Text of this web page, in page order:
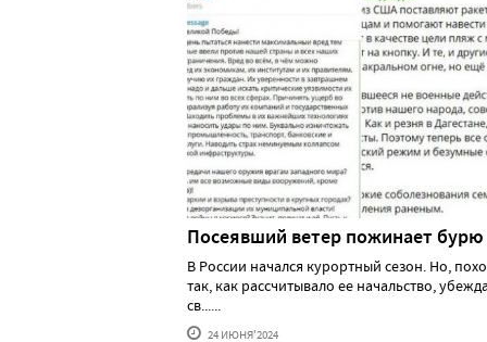
Посеявший ветер пожинает бурю
В России начался курортный сезон. Но,
так, как рассчитывало ее начальство,
св......
24 ИЮНЯ'2024